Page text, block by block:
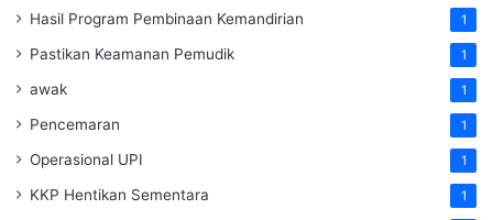
Hasil Program Pembinaan Kemandirian 1
Pastikan Keamanan Pemudik 1
awak 1
Pencemaran 1
Operasional UPI 1
KKP Hentikan Sementara 1